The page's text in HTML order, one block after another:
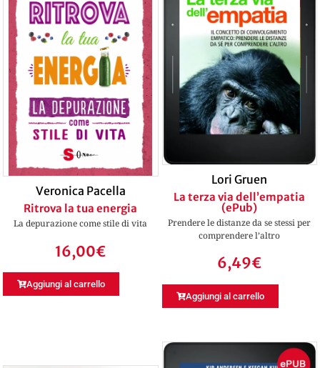
Veronica Pacella
Ritrova la tua energia
La depurazione come stile di vita
16,00€
Aggiungi al carrello
Lori Gruen
La terza via dell’empatia
(ePub)
Prendere le distanze da se stessi per
comprendere l’altro
6,49€
Aggiungi al carrello